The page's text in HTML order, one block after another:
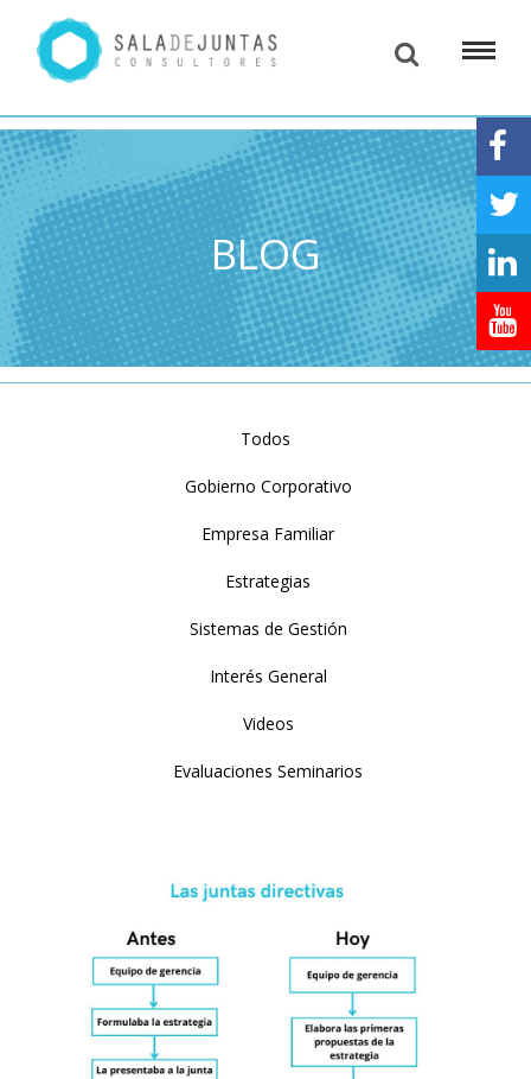
BLOG
Todos
Gobierno Corporativo
Empresa Familiar
Estrategias
Sistemas de Gestión
Interés General
Videos
Evaluaciones Seminarios